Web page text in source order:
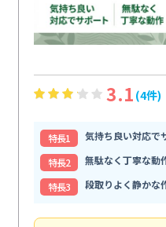
3.1 (4件)
特⻑1
気持ち良い対応で
特⻑2
無駄なく丁寧な動
特⻑3
段取りよく静かな